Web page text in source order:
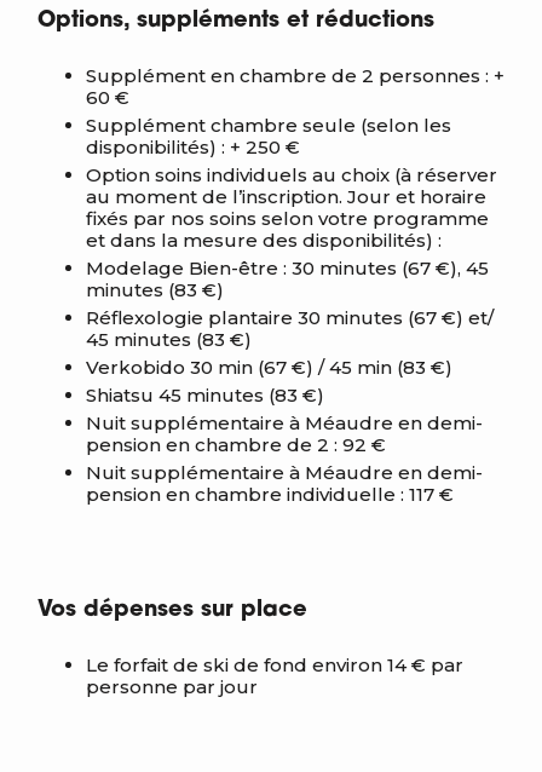
Options, suppléments et réductions
Supplément en chambre de 2 personnes : +
60 €
Supplément chambre seule (selon les
disponibilités) : + 250 €
Option soins individuels au choix (à réserver
au moment de l’inscription. Jour et horaire
fixés par nos soins selon votre programme
et dans la mesure des disponibilités) :
Modelage Bien-être : 30 minutes (67 €), 45
minutes (83 €)
Réflexologie plantaire 30 minutes (67 €) et/
45 minutes (83 €)
Verkobido 30 min (67 €) / 45 min (83 €)
Shiatsu 45 minutes (83 €)
Nuit supplémentaire à Méaudre en demi-
pension en chambre de 2 : 92 €
Nuit supplémentaire à Méaudre en demi-
pension en chambre individuelle : 117 €
Vos dépenses sur place
Le forfait de ski de fond environ 14 € par
personne par jour